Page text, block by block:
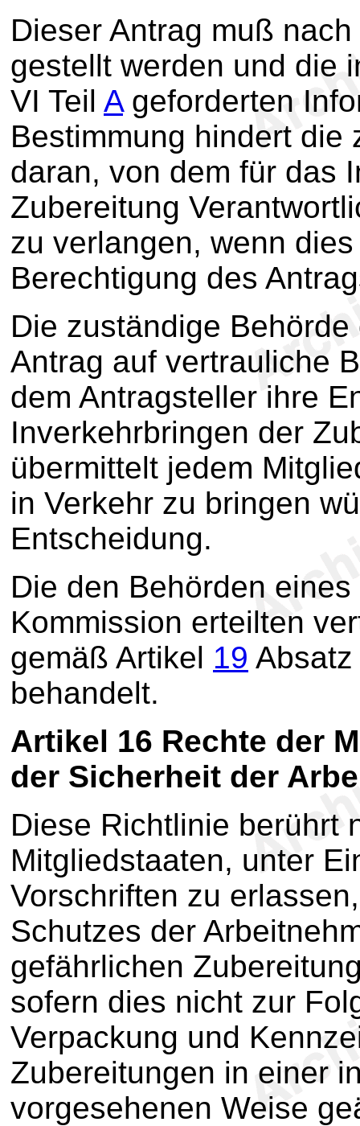
Dieser Antrag muß
gestellt werden und die
VI Teil Ageforderten
Bestimmung hindert die
daran, von dem für das
Zubereitung
zu verlangen, wenn
Berechtigung des
Die zuständige
Antrag auf vertrauliche
dem Antragsteller ihre
Inverkehrbringen der
übermittelt jedem
in Verkehr zu bringen
Entscheidung.
Die den Behörden
Kommission erteilten
gemäß Artikel 19
behandelt.
Artikel 16 Rechte der
der Sicherheit der
Diese Richtlinie berührt
Mitgliedstaaten, unter
Vorschriften zu
Schutzes der
gefährlichen
sofern dies nicht zur
Verpackung und
Zubereitungen in einer
vorgesehenen Weise